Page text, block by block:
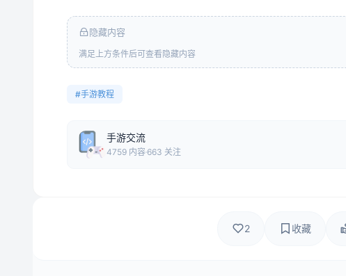
隐藏内容
满足上方条件后可查看隐藏内容
#手游教程
手游交流
4759 内容 663 关注
2 收藏